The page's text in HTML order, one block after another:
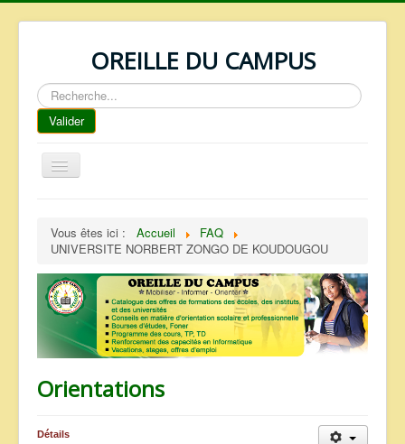
OREILLE DU CAMPUS
Rechercher
Valider
Basculer
la
REPERTOIRE
QUI SOMMES NOUS ?
NOS SERVICES
FAQ
CONTACTS
TELECHARGEMENTS
Vous êtes ici : Accueil
FAQ
UNIVERSITE NORBERT ZONGO DE KOUDOUGOU
Orientations
Détails